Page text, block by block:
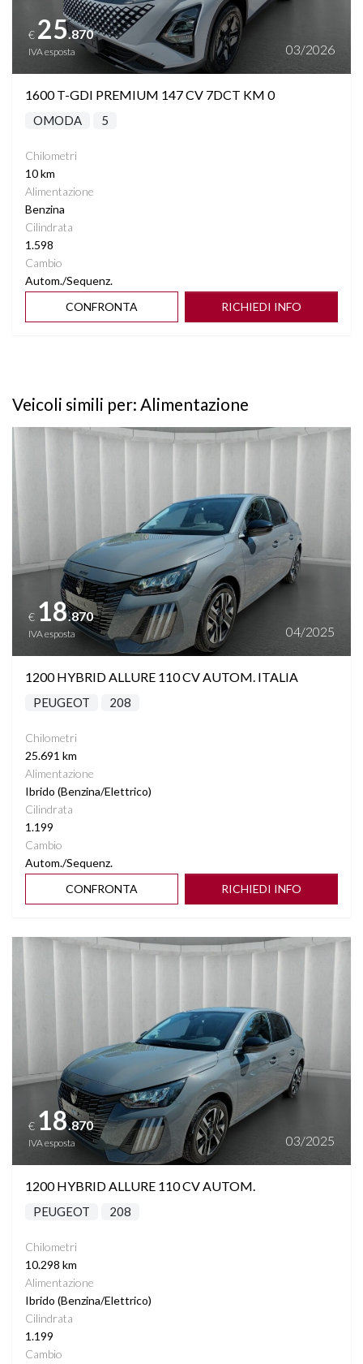
€ 25.870
IVA esposta 03/2026
1600 T-GDI PREMIUM 147 CV 7DCT KM 0
OMODA 5
Chilometri
10 km
Alimentazione
Benzina
Cilindrata
1.598
Cambio
Autom./Sequenz.
CONFRONTA
RICHIEDI INFO
Veicoli simili per: Alimentazione
Vedi dettagli
€ 18.870
IVA esposta 04/2025
1200 HYBRID ALLURE 110 CV AUTOM. ITALIA
PEUGEOT 208
Chilometri
25.691 km
Alimentazione
Ibrido (Benzina/Elettrico)
Cilindrata
1.199
Cambio
Autom./Sequenz.
CONFRONTA
RICHIEDI INFO
Vedi dettagli
€ 18.870
IVA esposta 03/2025
1200 HYBRID ALLURE 110 CV AUTOM.
PEUGEOT 208
Chilometri
10.298 km
Alimentazione
Ibrido (Benzina/Elettrico)
Cilindrata
1.199
Cambio